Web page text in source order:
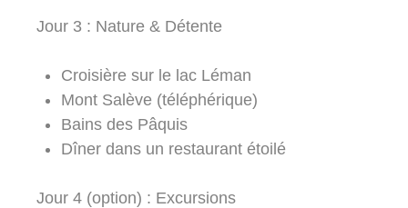
Jour 3 : Nature & Détente
Croisière sur le lac Léman
Mont Salève (téléphérique)
Bains des Pâquis
Dîner dans un restaurant étoilé
Jour 4 (option) : Excursions